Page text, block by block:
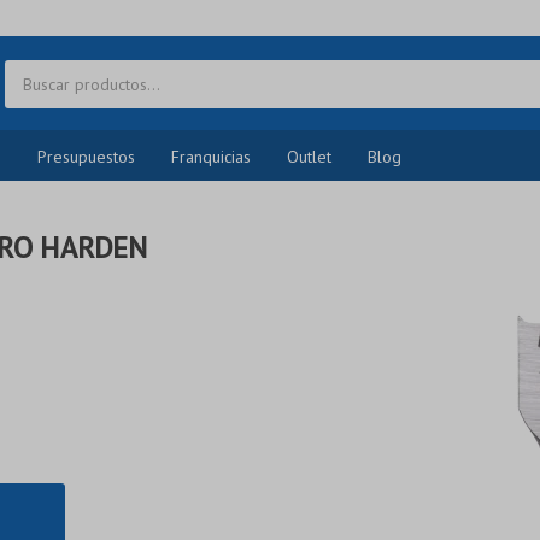
Presupuestos Franquicias Outlet Blog
HARDEN